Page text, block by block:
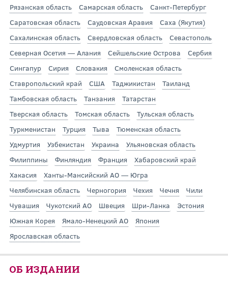
Рязанская область
Самарская область
Санкт-Петербург
Саратовская область
Саудовская Аравия
Саха (Якутия)
Сахалинская область
Свердловская область
Севастополь
Северная Осетия — Алания
Сейшельские Острова
Сербия
Сингапур
Сирия Словакия
Смоленская область
Ставропольский край
США Таджикистан
Таиланд
Тамбовская область
Танзания
Татарстан
Тверская область
Томская область
Тульская область
Туркменистан
Турция Тыва
Тюменская область
Удмуртия
Узбекистан Украина
Ульяновская область
Филиппины
Финляндия Франция
Хабаровский край
Хакасия
Ханты-Мансийский АО — Югра
Челябинская область
Черногория Чехия Чечня
Чили
Чувашия
Чукотский АО Швеция Шри-Ланка
Эстония
Южная Корея
Ямало-Ненецкий АО
Япония
Ярославская область
ОБ ИЗДАНИИ